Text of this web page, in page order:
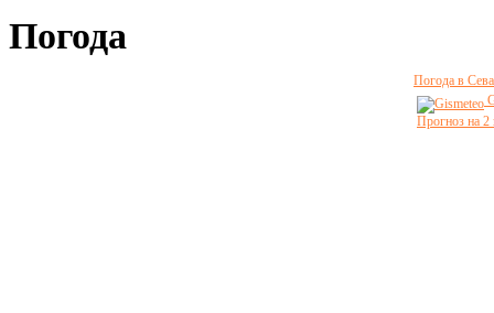
Погода
Погода в
Прогноз на 2